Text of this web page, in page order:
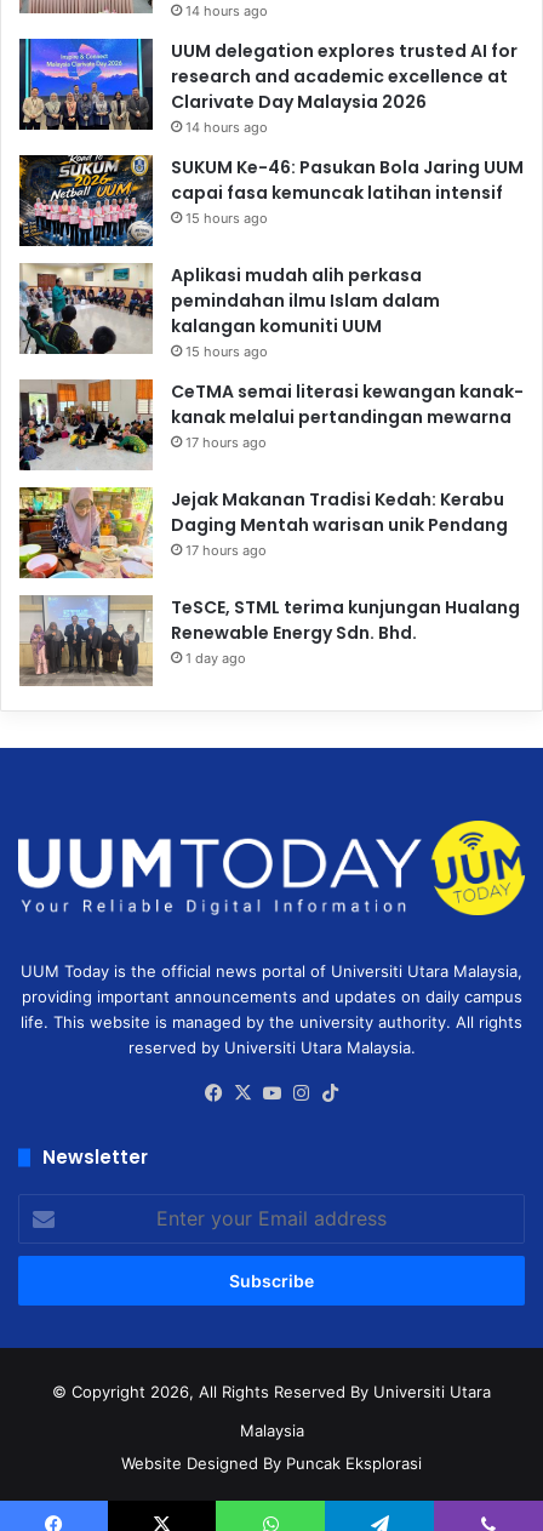
14 hours ago
UUM delegation explores trusted AI for
research and academic excellence at
Clarivate Day Malaysia 2026
14 hours ago
SUKUM Ke-46: Pasukan Bola Jaring UUM
capai fasa kemuncak latihan intensif
15 hours ago
Aplikasi mudah alih perkasa
pemindahan ilmu Islam dalam
kalangan komuniti UUM
15 hours ago
CeTMA semai literasi kewangan kanak-
kanak melalui pertandingan mewarna
17 hours ago
Jejak Makanan Tradisi Kedah: Kerabu
Daging Mentah warisan unik Pendang
17 hours ago
TeSCE, STML terima kunjungan Hualang
Renewable Energy Sdn. Bhd.
1 day ago
UUM Today is the official news portal of Universiti Utara Malaysia,
providing important announcements and updates on daily campus
life. This website is managed by the university authority. All rights
reserved by Universiti Utara Malaysia.
Facebook
X YouTubeInstagram
Newsletter
Enter
your
Email
© Copyright 2026, All Rights Reserved By Universiti Utara
Malaysia
Website Designed By Puncak Eksplorasi